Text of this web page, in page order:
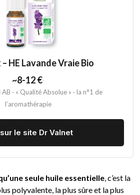
HE Lavande Vraie Bio
~8-12 €·
· « Qualité Absolue » · la n°1 de
l’aromathérapie
le site Dr Valnet
seule huile essentielle , c’est la
polyvalente, la plus sûre et la plus